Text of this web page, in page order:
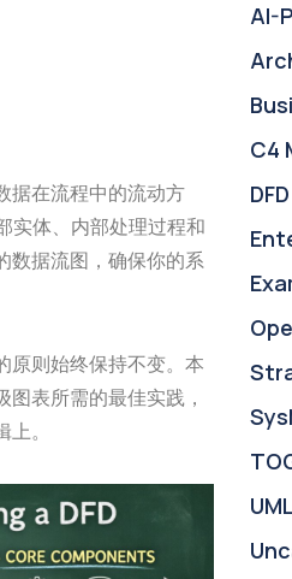
据在流程中的流动方
实体、内部处理过程和
数据流图，确保你的系
原则始终保持不变。本
表所需的最佳实践，
。
AI-
C4
DFD
UML